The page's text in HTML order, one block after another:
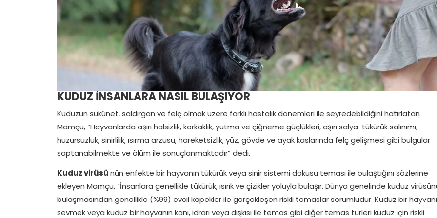
KUDUZ İNSANLARA NASIL BULAŞIYOR
Kuduzun sükûnet, saldırgan ve felç olmak üzere farklı hastalık dönemleri ile seyredebildiğini hatırlatan
Mamçu, “Hayvanlarda aşırı halsizlik, korkaklık, yutma ve çiğneme güçlükleri, aşırı salya-tükürük salınımı,
huzursuzluk, sinirlilik, ısırma arzusu, hareketsizlik, yüz, gövde ve ayak kaslarında felç gelişmesi gibi bulgular
saptanabilmekte ve ölüm ile sonuçlanmaktadır” dedi.
Kuduz virüsünün enfekte bir hayvanın tükürük veya sinir sistemi dokusu teması ile bulaştığını sözlerine
ekleyen Mamçu, “İnsanlara genellikle tükürük, ısırık ve çizikler yoluyla bulaşır. Dünya genelinde kuduz
bulaşmasından genellikle (%99) evcil köpekler ile gerçekleşen riskli temaslar sorumludur. Kuduz bir hayvanı
sevmek veya kuduz bir hayvanın kanı, idrarı veya dışkısı ile temas gibi diğer temas türleri kuduz için riskli